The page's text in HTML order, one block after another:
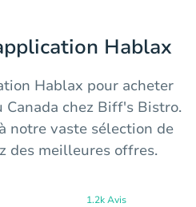
Hablax
Hablax pour acheter
Canada chez Biff's Bistro.
notre vaste sélection de
des meilleures offres.
1.2k Avis